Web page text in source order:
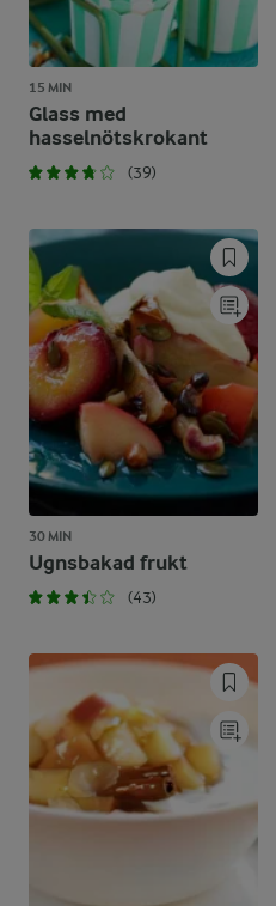
15 MIN
Glass med
hasselnötskrokant
(39)
30 MIN
Ugnsbakad frukt
(43)